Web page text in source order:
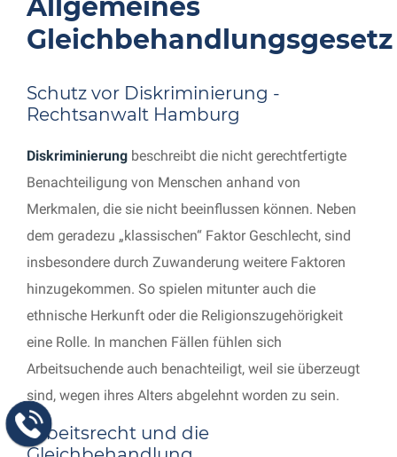
Allgemeines
Gleichbehandlungsgesetz
Schutz vor Diskriminierung -
Rechtsanwalt Hamburg
Diskriminierung beschreibt die nicht gerechtfertigte
Benachteiligung von Menschen anhand von
Merkmalen, die sie nicht beeinflussen können. Neben
dem geradezu „klassischen“ Faktor Geschlecht, sind
insbesondere durch Zuwanderung weitere Faktoren
hinzugekommen. So spielen mitunter auch die
ethnische Herkunft oder die Religionszugehörigkeit
eine Rolle. In manchen Fällen fühlen sich
Arbeitsuchende auch benachteiligt, weil sie überzeugt
sind, wegen ihres Alters abgelehnt worden zu sein.
Arbeitsrecht und die